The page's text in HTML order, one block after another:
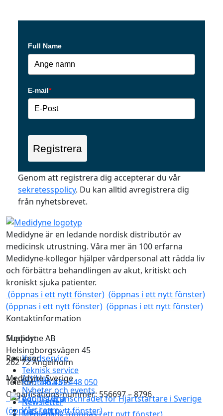
Full Name
E-mail*
Registrera
Genom att registrera dig accepterar du vår
sekretesspolicy. Du kan alltid avregistrera dig
från nyhetsbrevet.
Medidyne är en ledande nordisk distributör av
medicinsk utrustning. Våra mer än 100 erfarna
Medidyne-kollegor hjälper vårdpersonal att rädda liv
och förbättra behandlingen av akut, kritiskt och
kroniskt sjuka patienter.
(öppnas i ett nytt fönster) (öppnas i ett nytt fönster)
(öppnas i ett nytt fönster) (öppnas i ett nytt fönster)
Kontaktinformation
Medidyne AB
Helsingborgsvägen 45
262 72 Ängelholm
Telefon:+46 431 448 050
Organisations-nummer: 556697 – 8796
Support
Kundservice
Teknisk service
Kontakta oss
Resurser
Artiklar
Nyheter och events
Newsletter
Medidyne Sverige
Vår historia
Vårt team
(öppnas i ett nytt fönster)